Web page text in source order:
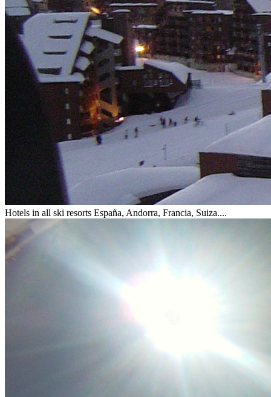
Hotels in all ski resorts España, Andorra, Francia, Suiza....